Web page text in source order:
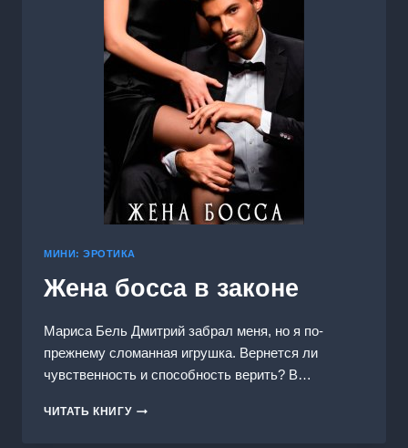
МИНИ: ЭРОТИКА
Жена босса в законе
Мариса Бель Дмитрий забрал меня, но я по-
прежнему сломанная игрушка. Вернется ли
чувственность и способность верить? В…
ЧИТАТЬ КНИГУЖЕНА